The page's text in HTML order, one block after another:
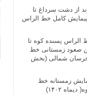
از دشت سرداغ تا
پیمایش کامل خط الراس
پسنده کوه تا
صعود زمستانی خط
خرسان شمالی (بخش
زمستانه خط
۱۴۰۲)